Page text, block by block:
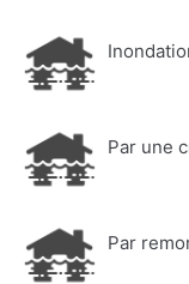
Par une
Par